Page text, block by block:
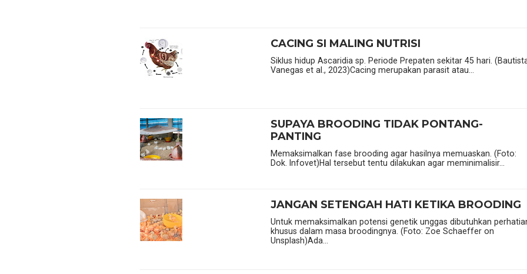
CACING SI MALING NUTRISI
Siklus hidup Ascaridia sp. Periode Prepaten sekitar 45 hari.
Vanegas et al., 2023)Cacing merupakan parasit atau...
SUPAYA BROODING TIDAK PONTANG-
PANTING
Memaksimalkan fase brooding agar hasilnya memuaskan. (Foto:
Dok. Infovet)Hal tersebut tentu dilakukan agar meminimalisir...
JANGAN SETENGAH HATI KETIKA BROODING
Untuk memaksimalkan potensi genetik unggas dibutuhkan
khusus dalam masa broodingnya. (Foto: Zoe Schaeffer on
Unsplash)Ada...